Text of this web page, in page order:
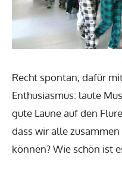
Recht spontan, dafür
Enthusiasmus: laute
gute Laune auf den
dass wir alle
können? Wie schön ist